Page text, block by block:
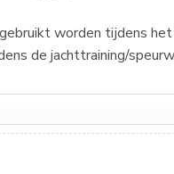
worden tijdens
de jachttraining/